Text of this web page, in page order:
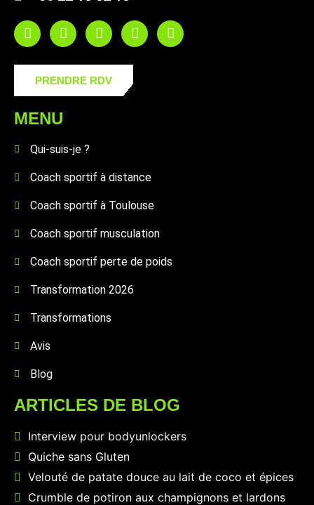
PRENDRE RDV
MENU
Qui-suis-je ?
Coach sportif à distance
Coach sportif à Toulouse
Coach sportif musculation
Coach sportif perte de poids
Transformation 2026
Transformations
Avis
Blog
ARTICLES DE BLOG
Interview pour bodyunlockers
Quiche sans Gluten
Velouté de patate douce au lait de coco et épices
Crumble de potiron aux champignons et lardons